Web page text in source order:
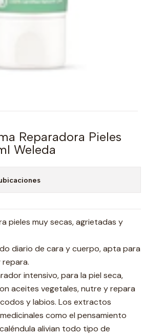
Reparadora Pieles
Weleda
pieles muy secas, agrietadas y
diario de cara y cuerpo, apta para
repara.
intensivo, para la piel seca,
aceites vegetales, nutre y repara
y labios. Los extractos
como el pensamiento
alivian todo tipo de